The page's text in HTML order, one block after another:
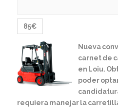
85€
Nueva
carnet de
en Loiu.
poder
requiera manejar la